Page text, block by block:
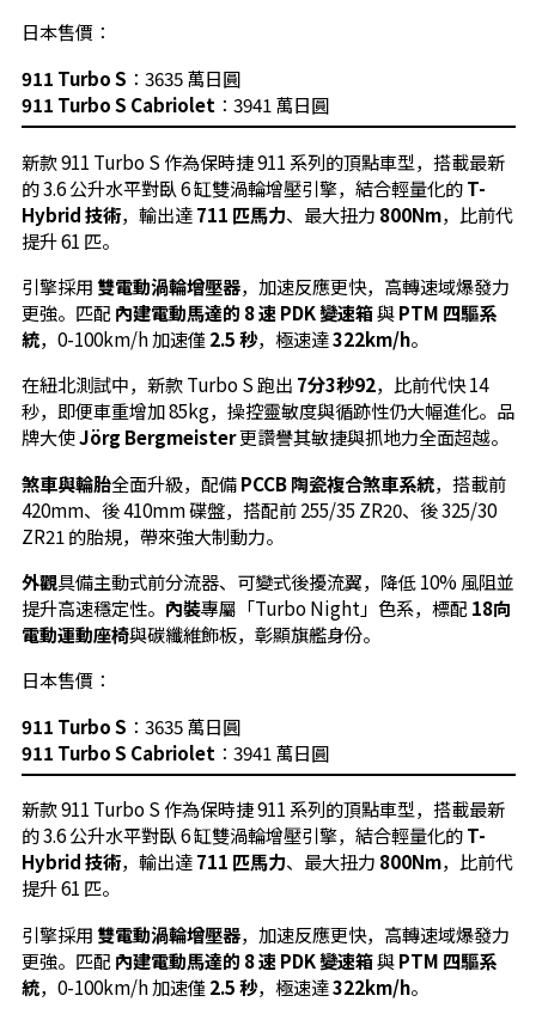
日本售價：
911 Turbo S ：3635 萬日圓
911 Turbo S Cabriolet ：3941 萬日圓
新款 911 Turbo S 作為保時捷 911 系列的頂點車型，搭載最新
的 3.6 公升水平對臥 6 缸雙渦輪增壓引擎，結合輕量化的T-
Hybrid 技術，輸出達711 匹馬力、最大扭力 800Nm，比前代
提升 61 匹。
引擎採用雙電動渦輪增壓器，加速反應更快，高轉速域爆發力
更強。匹配內建電動馬達的 8 速 PDK 變速箱與PTM 四驅系
統，0-100km/h 加速僅 2.5 秒，極速達322km/h。
在紐北測試中，新款 Turbo S 跑出 7分3秒92，比前代快 14
秒，即便車重增加 85kg，操控靈敏度與循跡性仍大幅進化。品
牌大使Jörg Bergmeister更讚譽其敏捷與抓地力全面超越。
煞車與輪胎全面升級，配備PCCB 陶瓷複合煞車系統，搭載前
420mm、後 410mm 碟盤，搭配前 255/35 ZR20、後 325/30
ZR21 的胎規，帶來強大制動力。
外觀具備主動式前分流器、可變式後擾流翼，降低 10% 風阻並
提升高速穩定性。 內裝專屬「Turbo Night」色系，標配18向
電動運動座椅與碳纖維飾板，彰顯旗艦身份。
日本售價：
911 Turbo S ：3635 萬日圓
911 Turbo S Cabriolet ：3941 萬日圓
新款 911 Turbo S 作為保時捷 911 系列的頂點車型，搭載最新
的 3.6 公升水平對臥 6 缸雙渦輪增壓引擎，結合輕量化的T-
Hybrid 技術，輸出達711 匹馬力、最大扭力 800Nm，比前代
提升 61 匹。
引擎採用雙電動渦輪增壓器，加速反應更快，高轉速域爆發力
更強。匹配內建電動馬達的 8 速 PDK 變速箱與PTM 四驅系
統，0-100km/h 加速僅 2.5 秒，極速達322km/h。